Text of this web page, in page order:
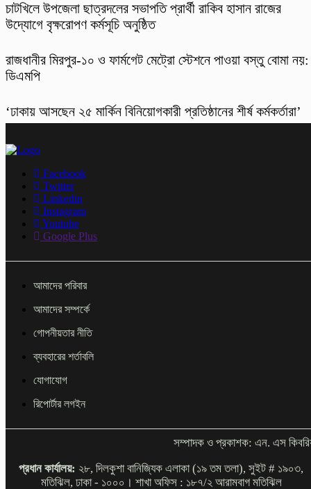
চাটখিলে উপজেলা ছাত্রদলের সভাপতি প্রার্থী রাকিব হাসান রাজের
উদ্যোগে বৃক্ষরোপণ কর্মসূচি অনুষ্ঠিত
রাজধানীর মিরপুর-১০ ও ফার্মগেট মেট্রো স্টেশনে পাওয়া বস্তু বোমা নয়:
ডিএমপি
‘ঢাকায় আসছেন ২৫ মার্কিন বিনিয়োগকারী প্রতিষ্ঠানের শীর্ষ কর্মকর্তারা’
Facebook
Twitter
Linkedin
Instagram
Youtube
Google Plus
আমাদের পরিবার
আমাদের সম্পর্কে
গোপনীয়তার নীতি
ব্যবহারের শর্তাবলি
যোগাযোগ
রিপোর্টার লগইন
সম্পাদক ও প্রকাশক: এন. এস
প্রধান কার্যালয়: ২৮, দিলকুশা বানিজ্যিক এলাকা (১৯ তম তলা), সুইট # ১৯০৩,
মতিঝিল, ঢাকা - ১০০০। শাখা অফিস : ১৮৭/২ আরামবাগ মতিঝিল